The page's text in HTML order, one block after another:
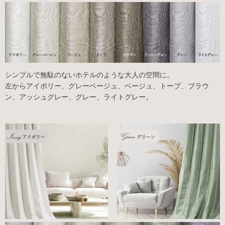
シンプルで無駄のないホテルのような大人の空間に。
左からアイボリー、グレーベージュ、ベージュ、トープ、ブラウ
ン、アッシュグレー、グレー、ライトグレー。